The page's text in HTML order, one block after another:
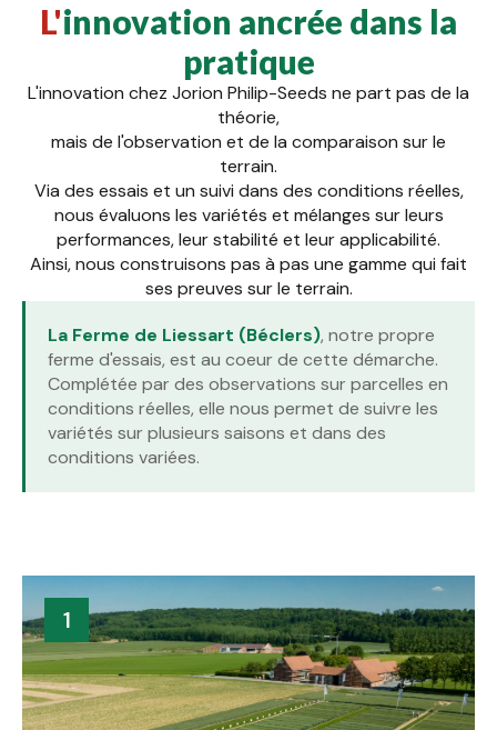
L'innovation ancrée dans la
pratique
L'innovation chez Jorion Philip-Seeds ne part pas de la
théorie,
mais de l'observation et de la comparaison sur le
terrain.
Via des essais et un suivi dans des conditions réelles,
nous évaluons les variétés et mélanges sur leurs
performances, leur stabilité et leur applicabilité.
Ainsi, nous construisons pas à pas une gamme qui fait
ses preuves sur le terrain.
La Ferme de Liessart (Béclers), notre propre
ferme d'essais, est au coeur de cette démarche.
Complétée par des observations sur parcelles en
conditions réelles, elle nous permet de suivre les
variétés sur plusieurs saisons et dans des
conditions variées.
1